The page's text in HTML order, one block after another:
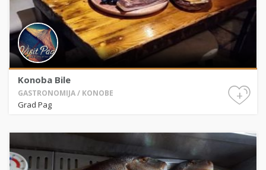
Konoba Bile
GASTRONOMIJA / KONOBE
Grad Pag
+